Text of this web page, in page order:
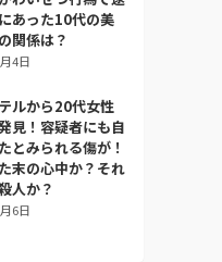
あった10代の美
関係は？
4日
ルから20代女性
見！容疑者にも自
とみられる傷が！
末の心中か？それ
人か？
6日